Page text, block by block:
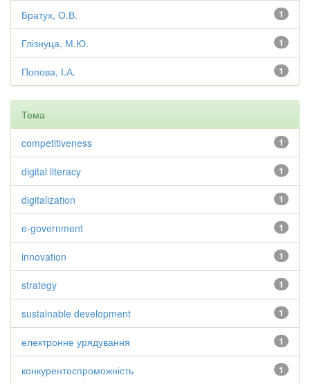
1
Братух, О.В.
1
Глізнуца, М.Ю.
1
Попова, І.А.
Тема
1
competitiveness
1
digital literacy
1
digitalization
1
e-government
1
innovation
1
strategy
1
sustainable development
1
електронне урядування
1
конкурентоспроможність